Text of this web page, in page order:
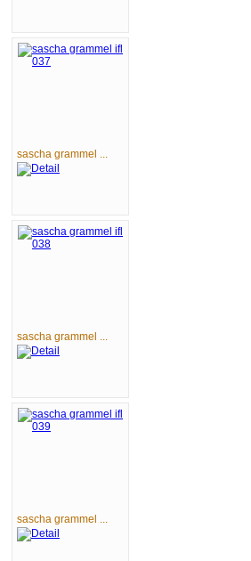
sascha grammel ...
sascha grammel ...
sascha grammel ...